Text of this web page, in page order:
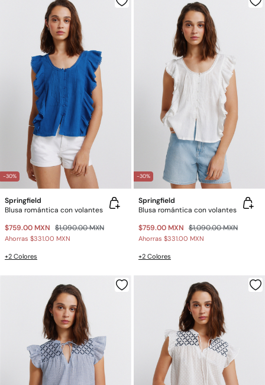
-30%
Springfield
Blusa romántica con volantes
$759.00 MXN $1,090.00 MXN
Ahorras $331.00 MXN
+2 Colores
-30%
Springfield
Blusa romántica con volantes
$759.00 MXN $1,090.00 MXN
Ahorras $331.00 MXN
+2 Colores